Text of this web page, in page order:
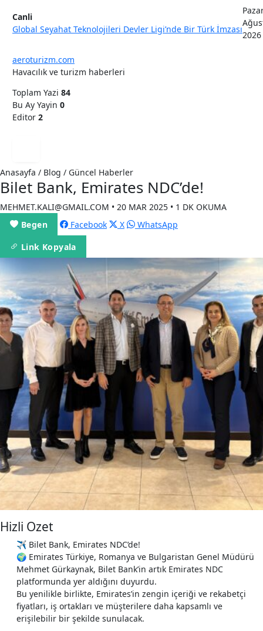
Canli
Global Seyahat Teknolojileri Devler Ligi’nde Bir Türk İmzası
2026
aeroturizm.com
Havacılık ve turizm haberleri
Toplam Yazi 84
Bu Ay Yayin 0
Editor 2
Anasayfa / Blog / Güncel Haberler
Bilet Bank, Emirates NDC’de!
MEHMET.KALI@GMAIL.COM • 20 MAR 2025 • 1 DK OKUMA
Begen
Facebook X
WhatsApp
Link Kopyala
Hizli Ozet
✈️ Bilet Bank, Emirates NDC’de!
🌍 Emirates Türkiye, Romanya ve Bulgaristan Genel Müdürü
Mehmet Gürkaynak, Bilet Bank’in artık Emirates NDC
platformunda yer aldığını duyurdu.
Bu yenilikle birlikte, Emirates’in zengin içeriği ve rekabetçi
fiyatları, iş ortakları ve müşterilere daha kapsamlı ve
erişilebilir bir şekilde sunulacak.